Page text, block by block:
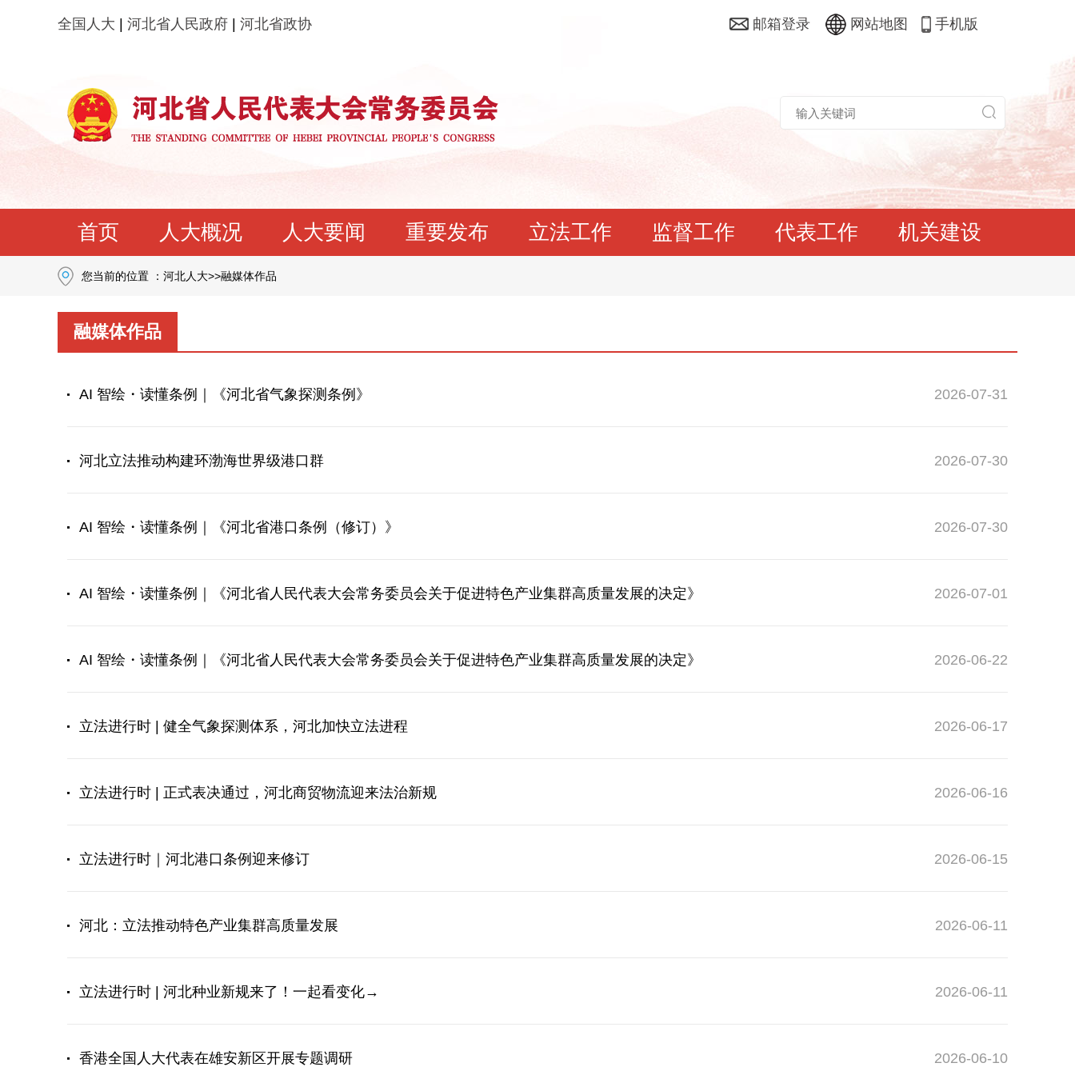
全国人大 河北省人民政府 河北省政协 邮箱登录 网站地图 手机版
首页 人大概况 人大要闻 重要发布 立法工作 监督工作 代表工作 机关建设
您当前的位置 ： 河北人大>>融媒体作品
融媒体作品
AI 智绘・读懂条例｜《河北省气象探测条例》 2026-07-31
河北立法推动构建环渤海世界级港口群 2026-07-30
AI 智绘・读懂条例｜《河北省港口条例（修订）》 2026-07-30
AI 智绘・读懂条例｜《河北省人民代表大会常务委员会关于促进特色产业集群高质量发展的决定》 2026-07-01
AI 智绘・读懂条例｜《河北省人民代表大会常务委员会关于促进特色产业集群高质量发展的决定》 2026-06-22
立法进行时 | 健全气象探测体系，河北加快立法进程 2026-06-17
立法进行时 | 正式表决通过，河北商贸物流迎来法治新规 2026-06-16
立法进行时｜河北港口条例迎来修订 2026-06-15
河北：立法推动特色产业集群高质量发展 2026-06-11
立法进行时 | 河北种业新规来了！一起看变化→ 2026-06-11
香港全国人大代表在雄安新区开展专题调研 2026-06-10